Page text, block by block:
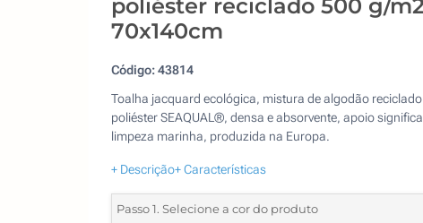
poliéster reciclado 500 g/
70x140cm
Código:43814
Toalha jacquard ecológica, mistura de algodão reciclado
poliéster SEAQUAL®, densa e absorvente, apoio
limpeza marinha, produzida na Europa.
+ Descrição+ Características
Passo 1. Selecione a cor do produto